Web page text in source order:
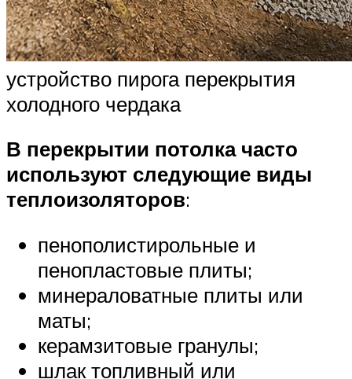
устройство пирога перекрытия
холодного чердака
В перекрытии потолка часто
используют следующие виды
теплоизоляторов:
пенополистирольные и
пенопластовые плиты;
минераловатные плиты или
маты;
керамзитовые гранулы;
шлак топливный или